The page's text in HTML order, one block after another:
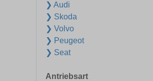
❯ Audi
❯ Skoda
❯ Volvo
❯ Peugeot
❯ Seat
Antriebsart